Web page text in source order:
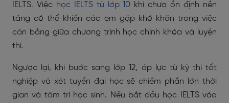
IELTS. Việc học IELTS từ lớp 10 khi chưa ổn định nền
tảng có thể khiến các em gặp khó khăn trong việc
cân bằng giữa chương trình học chính khóa và luyện
thi.
Ngược lại, khi bước sang lớp 12, áp lực từ kỳ thi tốt
nghiệp và xét tuyển đại học sẽ chiếm phần lớn thời
gian và tâm trí học sinh. Nếu bắt đầu học IELTS vào